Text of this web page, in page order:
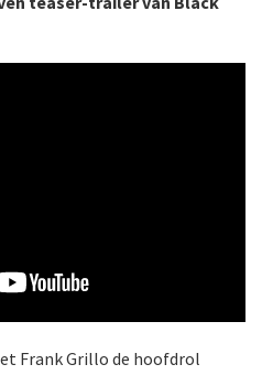
Frank Grillo de hoofdrol